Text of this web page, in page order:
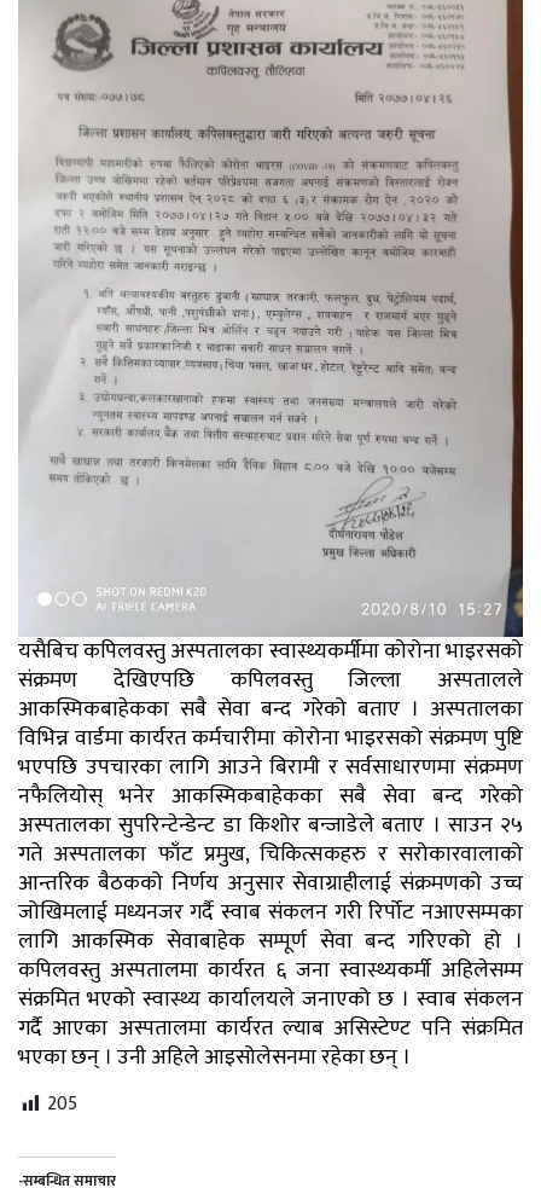
यसैबिच कपिलवस्तु अस्पतालका स्वास्थ्यकर्मीमा कोरोना भाइरसको
संक्रमण देखिएपछि कपिलवस्तु जिल्ला अस्पतालले
आकस्मिकबाहेकका सबै सेवा बन्द गरेको बताए । अस्पतालका
विभिन्न वार्डमा कार्यरत कर्मचारीमा कोरोना भाइरसको संक्रमण पुष्टि
भएपछि उपचारका लागि आउने बिरामी र सर्वसाधारणमा संक्रमण
नफैलियोस् भनेर आकस्मिकबाहेकका सबै सेवा बन्द गरेको
अस्पतालका सुपरिन्टेन्डेन्ट डा किशोर बन्जाडेले बताए । साउन २५
गते अस्पतालका फाँट प्रमुख, चिकित्सकहरु र सरोकारवालाको
आन्तरिक बैठकको निर्णय अनुसार सेवाग्राहीलाई संक्रमणको उच्च
जोखिमलाई मध्यनजर गर्दै स्वाब संकलन गरी रिर्पोट नआएसम्मका
लागि आकस्मिक सेवाबाहेक सम्पूर्ण सेवा बन्द गरिएको हो ।
कपिलवस्तु अस्पतालमा कार्यरत ६ जना स्वास्थ्यकर्मी अहिलेसम्म
संक्रमित भएको स्वास्थ्य कार्यालयले जनाएको छ । स्वाब संकलन
गर्दै आएका अस्पतालमा कार्यरत ल्याब असिस्टेण्ट पनि संक्रमित
भएका छन् । उनी अहिले आइसोलेसनमा रहेका छन् ।
205
-सम्बन्धित समाचार